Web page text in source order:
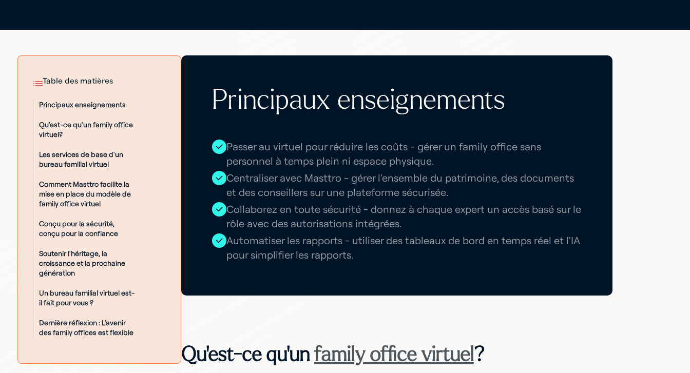
Table des matières
Principaux enseignements
Qu'est-ce qu'un family office
virtuel?
Les services de base d'un
bureau familial virtuel
Comment Masttro facilite la
mise en place du modèle de
family office virtuel
Conçu pour la sécurité,
conçu pour la confiance
Soutenir l'héritage, la
croissance et la prochaine
génération
Un bureau familial virtuel est-
il fait pour vous ?
Dernière réflexion : L'avenir
des family offices est flexible
Principaux enseignements
Passer au virtuel pour réduire les coûts - gérer un family office sans
personnel à temps plein ni espace physique.
Centraliser avec Masttro - gérer l'ensemble du patrimoine, des documents
et des conseillers sur une plateforme sécurisée.
Collaborez en toute sécurité - donnez à chaque expert un accès basé sur le
rôle avec des autorisations intégrées.
Automatiser les rapports - utiliser des tableaux de bord en temps réel et l'IA
pour simplifier les rapports.
Qu'est-ce qu'unfamily office virtuel?